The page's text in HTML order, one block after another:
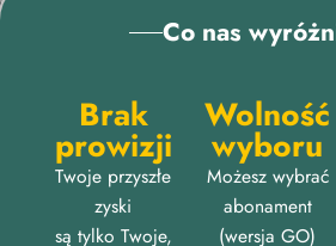
Co nas
Brak
prowizji
Twoje przyszłe
zyski
są tylko Twoje,
Wolność
wyboru
Możesz wybrać
abonament
(wersja GO)